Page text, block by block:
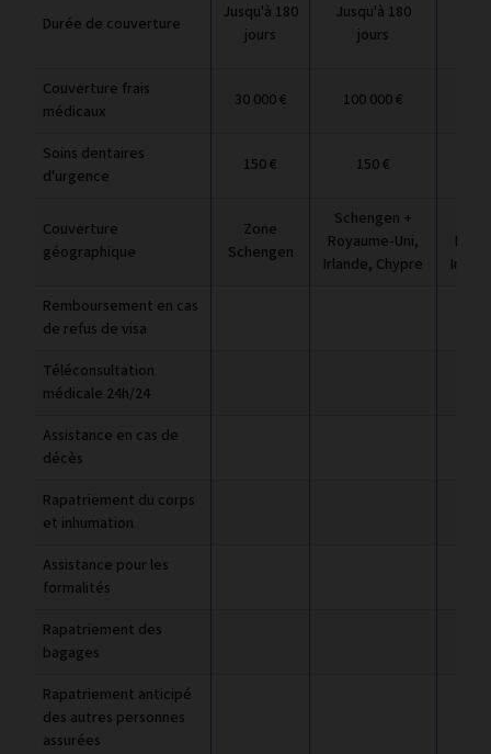
Durée de couverture
Jusqu'à 180
jours
Jusqu'à 180
jours
Couverture frais
médicaux
30 000 € 100 000 €
Soins dentaires
d'urgence
150 € 150 €
Couverture
géographique
Zone
Schengen
Schengen +
Royaume-Uni,
Irlande, Chypre
Remboursement en cas
de refus de visa
Téléconsultation
médicale 24h/24
Assistance en cas de
décès
Rapatriement du corps
et inhumation
Assistance pour les
formalités
Rapatriement des
bagages
Rapatriement anticipé
des autres personnes
assurées